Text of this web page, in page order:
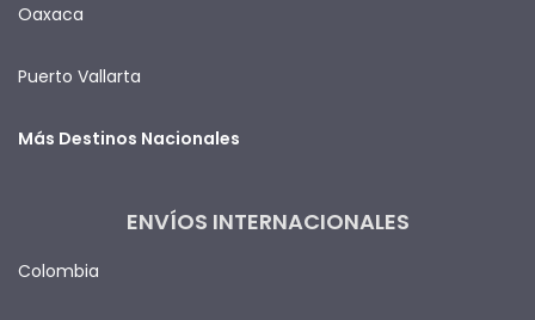
Oaxaca
Puerto Vallarta
Más Destinos Nacionales
ENVÍOS INTERNACIONALES
Colombia